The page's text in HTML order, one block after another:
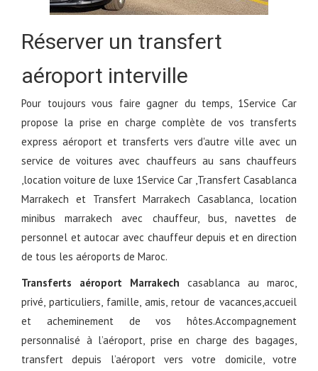
Réserver un transfert
aéroport interville
Pour toujours vous faire gagner du temps, 1Service Car
propose la prise en charge complète de vos transferts
express aéroport et transferts vers d'autre ville avec un
service de voitures avec chauffeurs au sans chauffeurs
,location voiture de luxe 1Service Car ,Transfert Casablanca
Marrakech et Transfert Marrakech Casablanca, location
minibus marrakech avec chauffeur, bus, navettes de
personnel et autocar avec chauffeur depuis et en direction
de tous les aéroports de Maroc.
Transferts aéroport Marrakech casablanca au maroc,
privé, particuliers, famille, amis, retour de vacances,accueil
et acheminement de vos hôtes.Accompagnement
personnalisé à l’aéroport, prise en charge des bagages,
transfert depuis l’aéroport vers votre domicile, votre